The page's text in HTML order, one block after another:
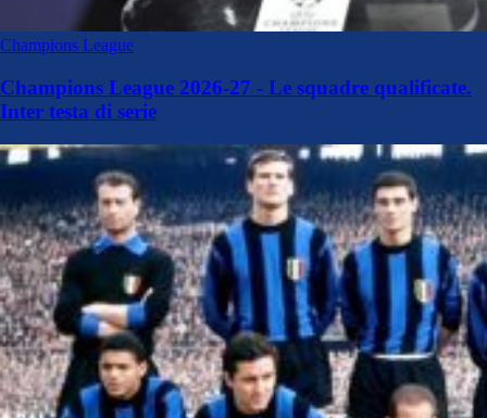
Champions League
Champions League 2026-27 - Le squadre qualificate.
Inter testa di serie